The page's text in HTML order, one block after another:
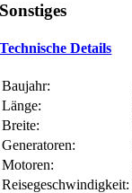
Sonstiges
Technische Details
Baujahr:
Länge:
Breite:
Generatoren:
Motoren:
Reisegeschwindigkeit: